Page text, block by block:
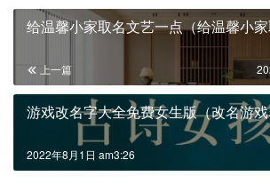
给温馨小家取名文艺一点（给温馨小家
上一篇
游戏改名字大全免费女生版（改名游
2022年8月1日 am3:26